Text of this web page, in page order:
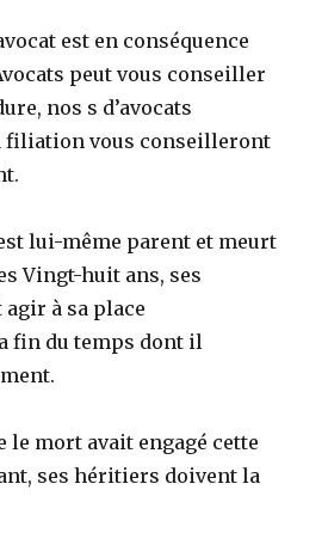
est en conséquence
peut vous conseiller
nos s d’avocats
filiation vous conseilleront
lui-même parent et meurt
Vingt-huit ans, ses
à sa place
fin du temps dont il
le mort avait engagé cette
ses héritiers doivent la